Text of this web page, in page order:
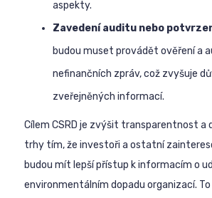
aspekty.
Zavedení auditu nebo
budou muset provádět ověření a
nefinančních zpráv, což zvyšuje
zveřejněných informací.
Cílem CSRD je zvýšit transparentnost a
trhy tím, že investoři a ostatní
budou mít lepší přístup k informacím o
environmentálním dopadu organizací.